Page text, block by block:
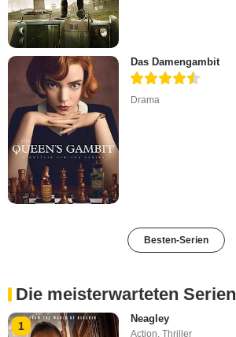
Das Damengambit
Drama
Besten-Serien
Die meisterwarteten Serien
1
Neagley
Action,Thriller